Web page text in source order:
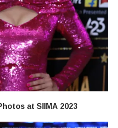
at SIIMA 2023